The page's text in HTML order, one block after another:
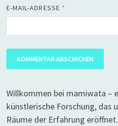
E-MAIL-ADRESSE *
Willkommen bei mamiwata –
künstlerische Forschung, das
Räume der Erfahrung